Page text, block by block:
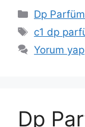
Kategoriler
Dp
Etiketler
c1 dp
Yorum yap
Dp